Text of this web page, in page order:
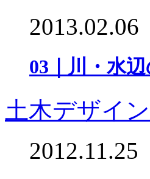
2013.02.06
03｜川・水
土木デザイ
2012.11.25